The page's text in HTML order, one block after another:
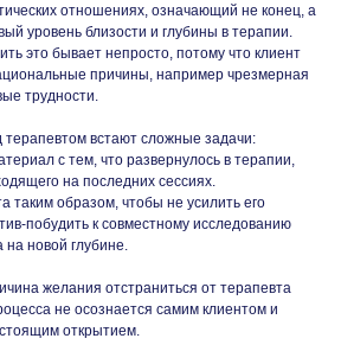
отношениях, означающий не конец, а
уровень близости и глубины в терапии.
это бывает непросто, потому что клиент
причины, например чрезмерная
трудности.
терапевтом встают сложные задачи:
с тем, что развернулось в терапии,
на последних сессиях.
таким образом, чтобы не усилить его
побудить к совместному исследованию
на новой глубине.
желания отстраниться от терапевта
не осознается самим клиентом и
открытием.